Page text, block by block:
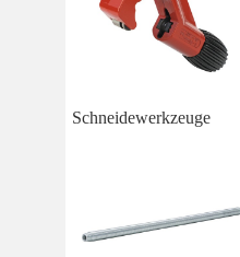
Schneidewerkzeuge